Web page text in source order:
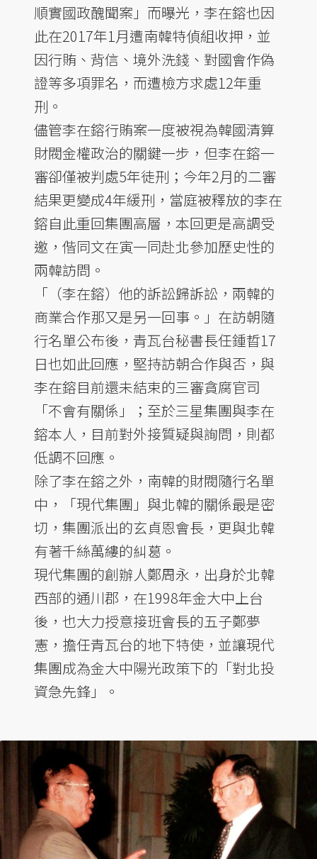
順實國政醜聞案」而曝光，李在鎔也因
此在2017年1月遭南韓特偵組收押，並
因行賄、背信、境外洗錢、對國會作偽
證等多項罪名，而遭檢方求處12年重
刑。
儘管李在鎔行賄案一度被視為韓國清算
財閥金權政治的關鍵一步，但李在鎔一
審卻僅被判處5年徒刑；今年2月的二審
結果更變成4年緩刑，當庭被釋放的李在
鎔自此重回集團高層，本回更是高調受
邀，偕同文在寅一同赴北參加歷史性的
兩韓訪問。
「（李在鎔）他的訴訟歸訴訟，兩韓的
商業合作那又是另一回事。」在訪朝隨
行名單公布後，青瓦台秘書長任鍾晢17
日也如此回應，堅持訪朝合作與否，與
李在鎔目前還未結束的三審貪腐官司
「不會有關係」；至於三星集團與李在
鎔本人，目前對外接質疑與詢問，則都
低調不回應。
除了李在鎔之外，南韓的財閥隨行名單
中，「現代集團」與北韓的關係最是密
切，集團派出的玄貞恩會長，更與北韓
有著千絲萬縷的糾葛。
現代集團的創辦人鄭周永，出身於北韓
西部的通川郡，在1998年金大中上台
後，也大力授意接班會長的五子鄭夢
憲，擔任青瓦台的地下特使，並讓現代
集團成為金大中陽光政策下的「對北投
資急先鋒」。